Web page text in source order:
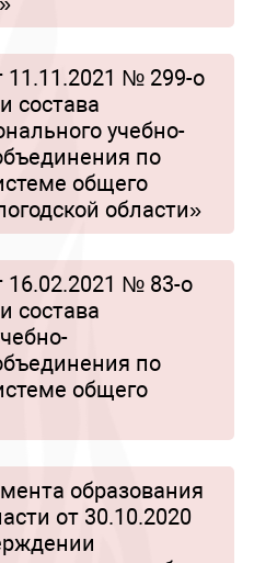
№ 299-о
состава
учебно-
по
общего
области»
№ 83-о
состава
по
общего
образования
от 30.10.2020